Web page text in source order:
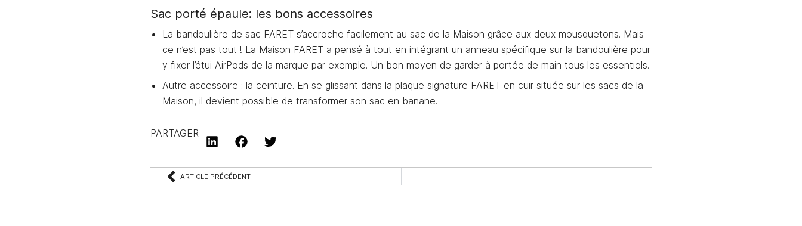
Sac porté épaule: les bons accessoires
La bandoulière de sac FARET s’accroche facilement au sac de la Maison grâce aux deux mousquetons. Mais
ce n’est pas tout ! La Maison FARET a pensé à tout en intégrant un anneau spécifique sur la bandoulière pour
y fixer l’étui AirPods de la marque par exemple. Un bon moyen de garder à portée de main tous les essentiels.
Autre accessoire : la ceinture. En se glissant dans la plaque signature FARET en cuir située sur les sacs de la
Maison, il devient possible de transformer son sac en banane.
PARTAGER
ARTICLE PRÉCÉDENT